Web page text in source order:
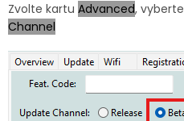
Zvolte kartu Advanced, vyberte
Channel